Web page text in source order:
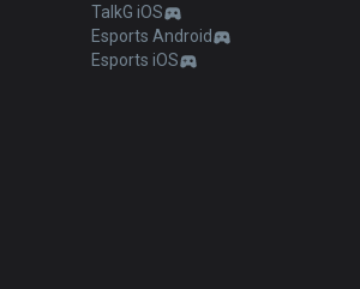
TalkG iOS
Esports Android
Esports iOS